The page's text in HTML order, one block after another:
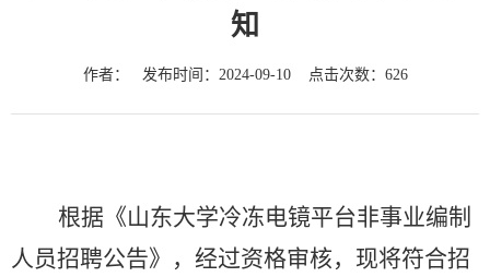
知
作者： 发布时间：2024-09-10 点击次数： 626
根据《山东大学冷冻电镜平台非事业编制
人员招聘公告》，经过资格审核，现将符合招